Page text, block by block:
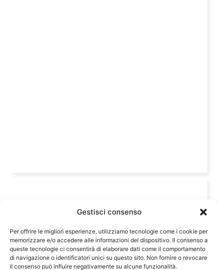
Gestisci consenso
Per offrire le migliori esperienze, utilizziamo tecnologie come i cookie per
memorizzare e/o accedere alle informazioni del dispositivo. Il consenso a
queste tecnologie ci consentirà di elaborare dati come il comportamento
di navigazione o identificatori unici su questo sito. Non fornire o revocare
il consenso può influire negativamente su alcune funzionalità.